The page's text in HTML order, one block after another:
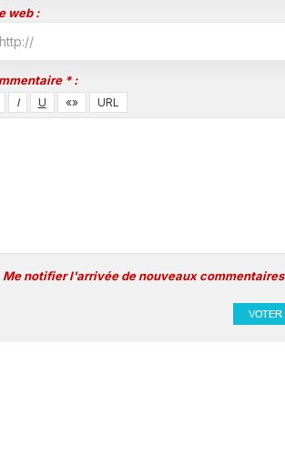
web :
* :
Me notifier l'arrivée de nouveaux commentaires